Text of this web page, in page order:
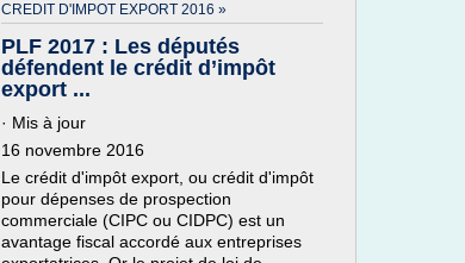
CREDIT D'IMPOT EXPORT 2016 »
PLF 2017 : Les députés
défendent le crédit d’impôt
export ...
· Mis à jour
16 novembre 2016
Le crédit d'impôt export, ou crédit d'impôt
pour dépenses de prospection
commerciale (CIPC ou CIDPC) est un
avantage fiscal accordé aux entreprises